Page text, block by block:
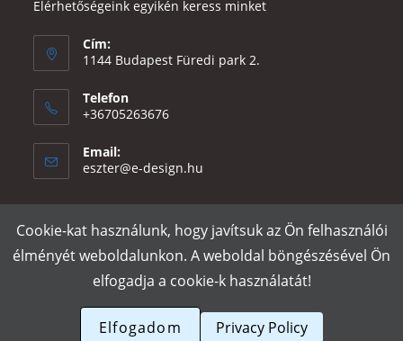
Elérhetőségeink egyikén keress minket
Cím:
1144 Budapest Füredi park 2.
Telefon
+36705263676
Email:
eszter@e-design.hu
Rólunk Szállítás és fizetés Adatvédelmi tájékoztató
ÁSZF
Póló nyomtatás
Cookie-kat használunk, hogy javítsuk az Ön felhasználói
élményét weboldalunkon. A weboldal böngészésével Ön
elfogadja a cookie-k használatát!
Elfogadom Privacy Policy